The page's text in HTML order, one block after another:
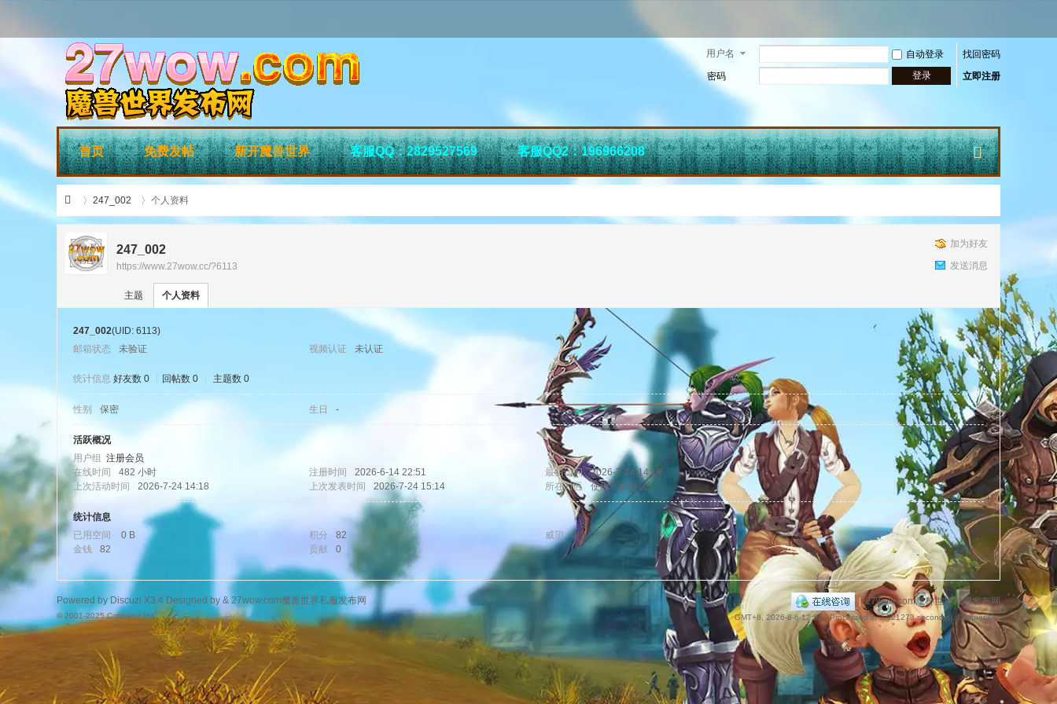
用户名 自动登录
找回密码
密码
登录 立即注册
捷
航
首页 免费发帖 新开魔兽世界 客服QQ：2829527569 客服QQ2：196966208
w.
›
247_002
›
个人资料
加为好友
发送消息
247_002
https://www.27wow.cc/?6113
主题 个人资料
247_002(UID: 6113)
邮箱状态
未验证 视频认证 未认证
统计信息 好友数 0 回帖数 0 主题数 0
性别 保密 生日 -
活跃概况
用户组 注册会员
在线时间
482 小时 注册时间 2026-6-14 22:51 最后访问
2026-7-24 14:18
上次活动时间
2026-7-24 14:18 上次发表时间 2026-7-24 15:14 所在时区 使用系统默认
统计信息
已用空间
0 B 积分 82 威望
0
金钱
82 贡献 0
| 27wow.com魔兽世界私服发布网
GMT+8, 2026-8-6 12:59, Processed in 0.021273 second(s), 14 queries .
Powered by Discuz! X3.4Designed by & 27wow.com魔兽世界私服发布网
© 2001-2025Comsenz Inc.